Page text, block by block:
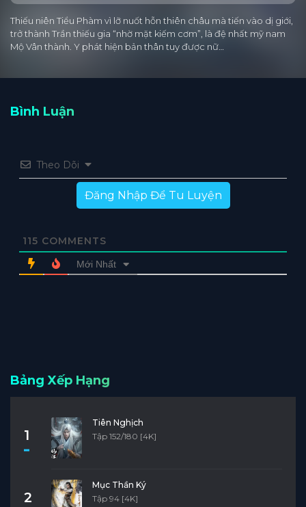
Thiếu niên Tiểu Phàm vì lỡ nuốt hỗn thiên châu mà tiến vào dị giới,
trở thành Trần thiếu gia “nhờ mặt kiếm cơm”, là đệ nhất mỹ nam
Mộ Vân thành. Y phát hiện bản thân tuy được nữ…
Bình Luận
Theo Dõi
Đăng Nhập Để Tu Luyện
115 COMMENTS
Mới Nhất
Bảng Xếp Hạng
1
Tiên Nghịch
Tập 152/180 [4K]
2
Mục Thần Ký
Tập 94 [4K]